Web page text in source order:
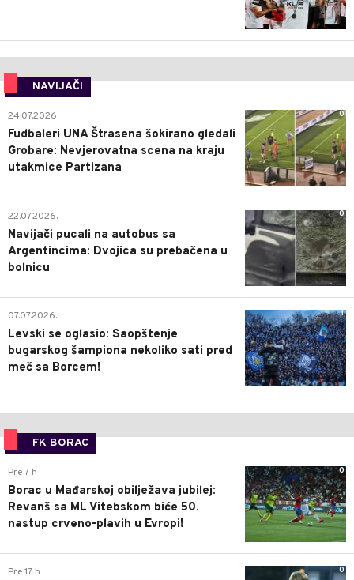
NAVIJAČI
0
24.07.2026.
Fudbaleri UNA Štrasena šokirano gledali
Grobare: Nevjerovatna scena na kraju
utakmice Partizana
0
22.07.2026.
Navijači pucali na autobus sa
Argentincima: Dvojica su prebačena u
bolnicu
1
07.07.2026.
Levski se oglasio: Saopštenje
bugarskog šampiona nekoliko sati pred
meč sa Borcem!
FK BORAC
0
Pre 7 h
Borac u Mađarskoj obilježava jubilej:
Revanš sa ML Vitebskom biće 50.
nastup crveno-plavih u Evropi!
0
Pre 17 h